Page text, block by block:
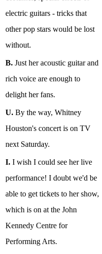
electric guitars - tricks that
other pop stars would be lost
without.
B. Just her acoustic guitar and
rich voice are enough to
delight her fans.
U. By the way, Whitney
Houston's concert is on TV
next Saturday.
I. I wish I could see her live
performance! I doubt we'd be
able to get tickets to her show,
which is on at the John
Kennedy Centre for
Performing Arts.